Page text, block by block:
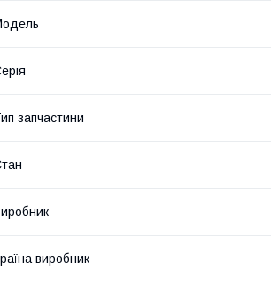
запчастини
виробник